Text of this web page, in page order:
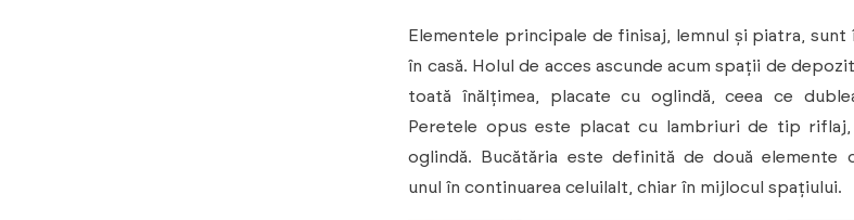
Elementele principale de finisaj, lemnul și piatra,
în casă. Holul de acces ascunde acum spații de
toată înălțimea, placate cu oglindă, ceea ce
Peretele opus este placat cu lambriuri de tip
oglindă. Bucătăria este definită de două elemente
unul în continuarea celuilalt, chiar în mijlocul spațiului.